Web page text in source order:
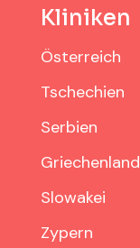
Kliniken
Österreich
Tschechien
Serbien
Griechenland
Slowakei
Zypern